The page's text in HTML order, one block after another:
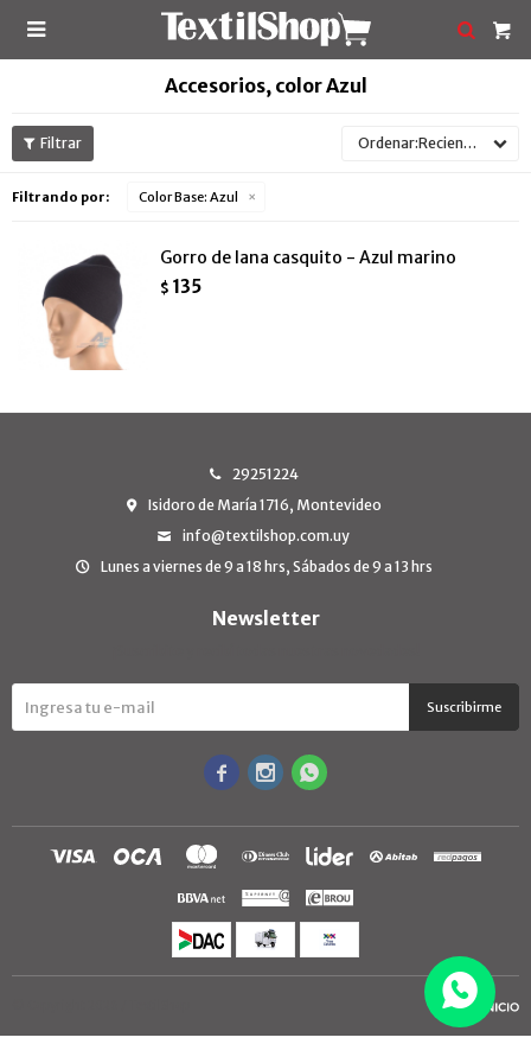

Accesorios, color Azul
Recientes
Filtrando por: Color Base: Azul
Gorro de lana casquito - Azul marino
$ 135
29251224
Isidoro de María 1716, Montevideo
info@textilshop.com.uy
Lunes a viernes de 9 a 18 hrs, Sábados de 9 a 13 hrs
Newsletter
Suscribirme
  